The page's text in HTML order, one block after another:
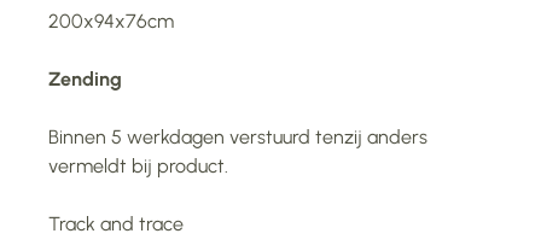
200x94x76cm
Zending
Binnen 5 werkdagen verstuurd tenzij anders
vermeldt bij product.
Track and trace